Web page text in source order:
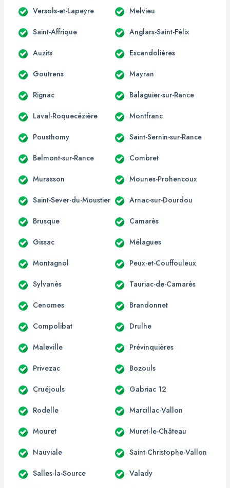
Versols-et-Lapeyre Melvieu
Saint-Affrique Anglars-Saint-Félix
Auzits Escandolières
Goutrens Mayran
Rignac Balaguier-sur-Rance
Laval-Roquecézière Montfranc
Pousthomy Saint-Sernin-sur-Rance
Belmont-sur-Rance Combret
Murasson Mounes-Prohencoux
Saint-Sever-du-Moustier Arnac-sur-Dourdou
Brusque Camarès
Gissac Mélagues
Montagnol Peux-et-Couffouleux
Sylvanès Tauriac-de-Camarès
Cenomes Brandonnet
Compolibat Drulhe
Maleville Prévinquières
Privezac Bozouls
Cruéjouls Gabriac 12
Rodelle Marcillac-Vallon
Mouret Muret-le-Château
Nauviale Saint-Christophe-Vallon
Salles-la-Source Valady